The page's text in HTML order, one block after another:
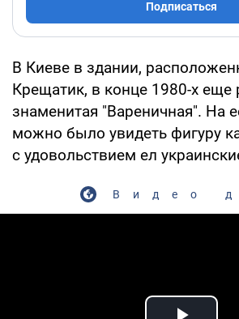
Подписаться
В Киеве в здании,
Крещатик, в конце 1980-х еще
знаменитая "Вареничная". На
можно было увидеть фигуру
с удовольствием ел
Видео